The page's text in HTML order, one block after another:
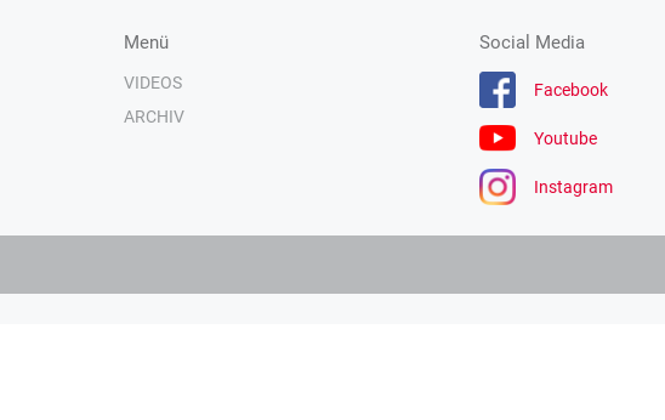
Menü
VIDEOS
ARCHIV
Social Media
Facebook
Youtube
Instagram